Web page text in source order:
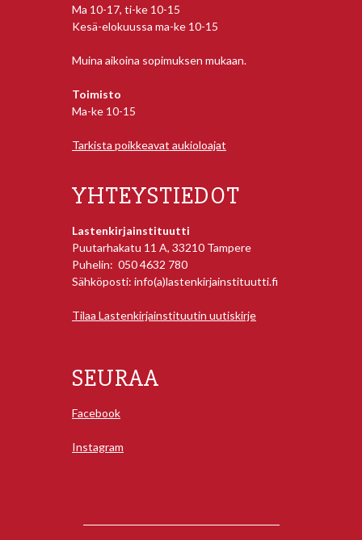
Ma 10-17, ti-ke 10-15
Kesä-elokuussa ma-ke 10-15
Muina aikoina sopimuksen mukaan.
Toimisto
Ma-ke 10-15
Tarkista poikkeavat aukioloajat
YHTEYSTIEDOT
Lastenkirjainstituutti
Puutarhakatu 11 A, 33210 Tampere
Puhelin: 050 4632 780
Sähköposti: info(a)lastenkirjainstituutti.fi
Tilaa Lastenkirjainstituutin uutiskirje
SEURAA
Facebook
Instagram